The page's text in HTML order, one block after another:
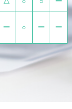
ー ○ ー ー